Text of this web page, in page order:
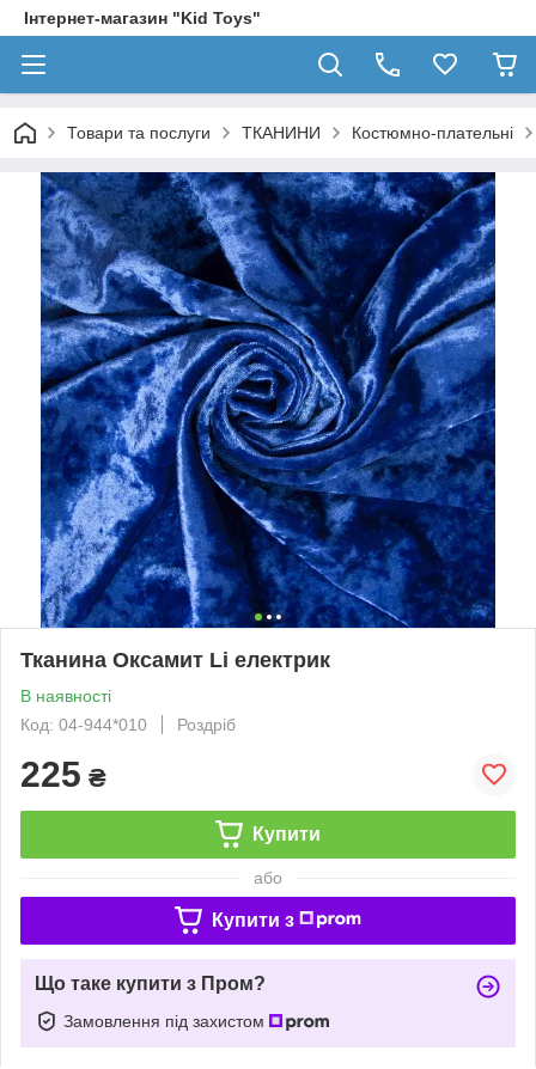
Інтернет-магазин "Kid Toys"
Товари та послуги ТКАНИНИ Костюмно-плательні
Тканина Оксамит Li електрик
В наявності
Код: 04-944*010
Роздріб
225 ₴
Купити
або
Купити з
Що таке купити з Пром?
Замовлення під захистом